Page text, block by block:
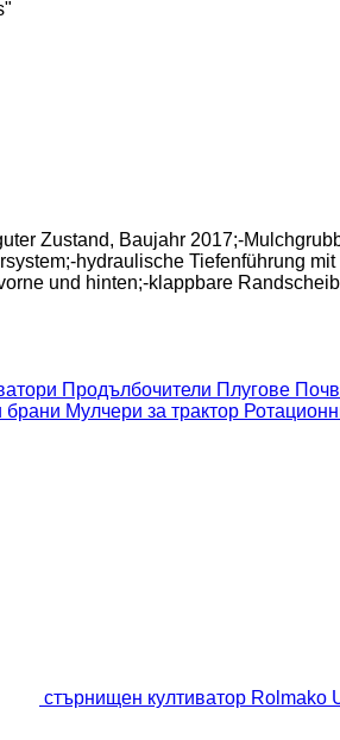
Zustand, Baujahr 2017;-
hydraulische Tiefenführung
und hinten;-klappbare
Продълбочители Плугове
брани Мулчери за трактор
стърнищен култиватор Rolmako